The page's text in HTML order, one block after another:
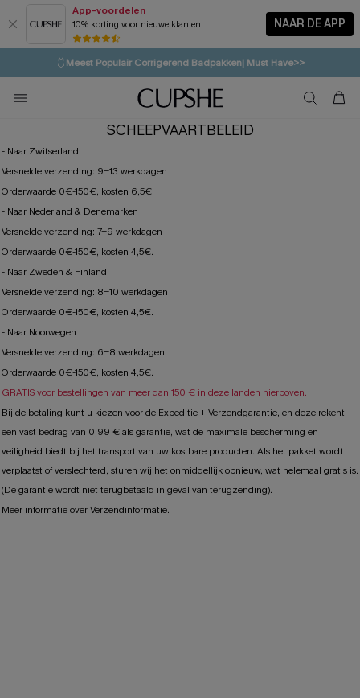
App-voordelen
10% korting voor nieuwe klanten NAAR DE APP
⚡️LAATSTE KANS | Tot 50% korting>>
🩱Meest Populair Corrigerend Badpakken| Must Have>>
💌Abonneer je & ontvang tot 15% korting>>
Koop 3, krijg 15% korting | CODE: SW15
SCHEEPVAARTBELEID
- Naar Zwitserland
Versnelde verzending: 9-13 werkdagen
Orderwaarde 0€-150€, kosten 6,5€.
- Naar Nederland & Denemarken
Versnelde verzending: 7-9 werkdagen
Orderwaarde 0€-150€, kosten 4,5€.
- Naar Zweden & Finland
Versnelde verzending: 8-10 werkdagen
Orderwaarde 0€-150€, kosten 4,5€.
- Naar Noorwegen
Versnelde verzending: 6-8 werkdagen
Orderwaarde 0€-150€, kosten 4,5€.
GRATIS voor bestellingen van meer dan 150 € in deze landen hierboven.
Bij de betaling kunt u kiezen voor de Expeditie + Verzendgarantie, en deze rekent
een vast bedrag van 0,99 € als garantie, wat de maximale bescherming en
veiligheid biedt bij het transport van uw kostbare producten. Als het pakket wordt
verplaatst of verslechterd, sturen wij het onmiddellijk opnieuw, wat helemaal gratis is.
(De garantie wordt niet terugbetaald in geval van terugzending).
Meer informatie over Verzendinformatie.